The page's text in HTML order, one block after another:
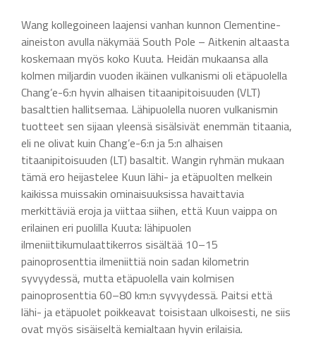
Wang kollegoineen laajensi vanhan kunnon Clementine-
aineiston avulla näkymää South Pole – Aitkenin altaasta
koskemaan myös koko Kuuta. Heidän mukaansa alla
kolmen miljardin vuoden ikäinen vulkanismi oli etäpuolella
Chang’e-6:n hyvin alhaisen titaanipitoisuuden (VLT)
basalttien hallitsemaa. Lähipuolella nuoren vulkanismin
tuotteet sen sijaan yleensä sisälsivät enemmän titaania,
eli ne olivat kuin Chang’e-6:n ja 5:n alhaisen
titaanipitoisuuden (LT) basaltit. Wangin ryhmän mukaan
tämä ero heijastelee Kuun lähi- ja etäpuolten melkein
kaikissa muissakin ominaisuuksissa havaittavia
merkittäviä eroja ja viittaa siihen, että Kuun vaippa on
erilainen eri puolilla Kuuta: lähipuolen
ilmeniittikumulaattikerros sisältää 10–15
painoprosenttia ilmeniittiä noin sadan kilometrin
syvyydessä, mutta etäpuolella vain kolmisen
painoprosenttia 60–80 km:n syvyydessä. Paitsi että
lähi- ja etäpuolet poikkeavat toisistaan ulkoisesti, ne siis
ovat myös sisäiseltä kemialtaan hyvin erilaisia.